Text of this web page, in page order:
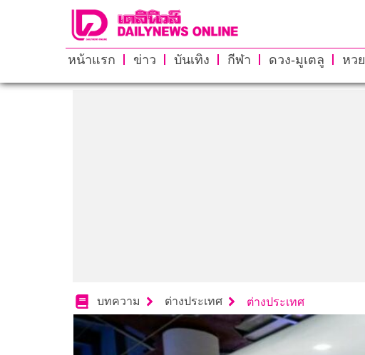
หน้าแรก ข่าว บันเทิง กีฬา ดวง-มูเตลู หวย
บทความ ต่างประเทศ ต่างประเทศ